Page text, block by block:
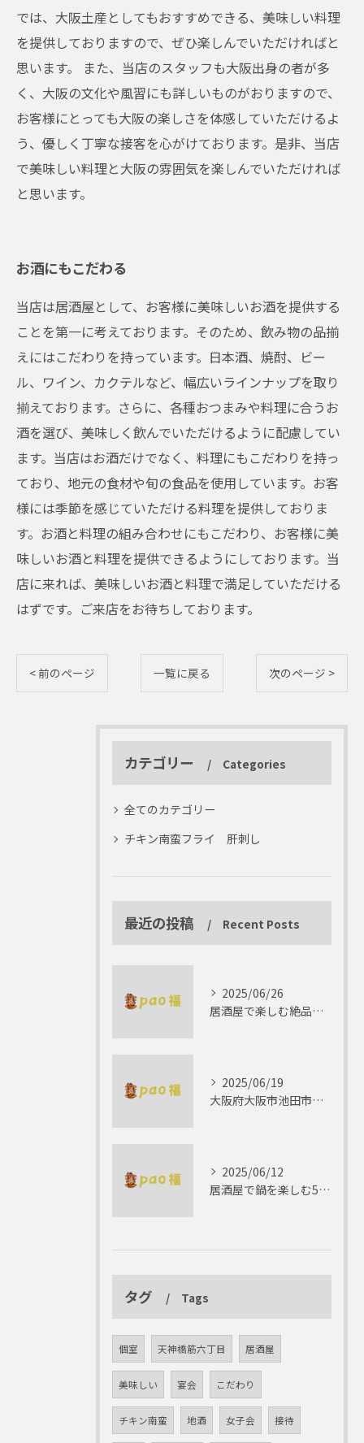
では、大阪土産としてもおすすめできる、美味しい料理
を提供しておりますので、ぜひ楽しんでいただければと
思います。 また、当店のスタッフも大阪出身の者が多
く、大阪の文化や風習にも詳しいものがおりますので、
お客様にとっても大阪の楽しさを体感していただけるよ
う、優しく丁寧な接客を心がけております。是非、当店
で美味しい料理と大阪の雰囲気を楽しんでいただければ
と思います。
お酒にもこだわる
当店は居酒屋として、お客様に美味しいお酒を提供する
ことを第一に考えております。そのため、飲み物の品揃
えにはこだわりを持っています。日本酒、焼酎、ビー
ル、ワイン、カクテルなど、幅広いラインナップを取り
揃えております。さらに、各種おつまみや料理に合うお
酒を選び、美味しく飲んでいただけるように配慮してい
ます。当店はお酒だけでなく、料理にもこだわりを持っ
ており、地元の食材や旬の食品を使用しています。お客
様には季節を感じていただける料理を提供しておりま
す。お酒と料理の組み合わせにもこだわり、お客様に美
味しいお酒と料理を提供できるようにしております。当
店に来れば、美味しいお酒と料理で満足していただける
はずです。ご来店をお待ちしております。
< 前のページ 一覧に戻る 次のページ >
カテゴリー Categories
全てのカテゴリー
チキン南蛮フライ 肝刺し
最近の投稿 Recent Posts
2025/06/26
居酒屋で楽しむ絶品テリーヌの世界
2025/06/19
大阪府大阪市池田市で楽しむしゃぶしゃぶの魅力とは？
2025/06/12
居酒屋で鍋を楽しむ5つの理由 ゆったりとした時間を
タグ Tags
個室 天神橋筋六丁目 居酒屋
美味しい 宴会 こだわり
チキン南蛮 地酒 女子会 接待